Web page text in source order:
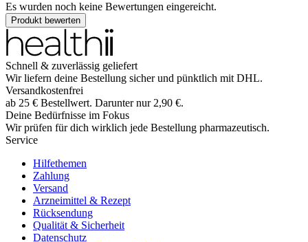
Es wurden noch keine Bewertungen eingereicht.
Produkt bewerten
Schnell & zuverlässig geliefert
Wir liefern deine Bestellung sicher und pünktlich mit DHL.
Versandkostenfrei
ab 25 € Bestellwert. Darunter nur 2,90 €.
Deine Bedürfnisse im Fokus
Wir prüfen für dich wirklich jede Bestellung pharmazeutisch.
Service
Hilfethemen
Zahlung
Versand
Arzneimittel & Rezept
Rücksendung
Qualität & Sicherheit
Datenschutz